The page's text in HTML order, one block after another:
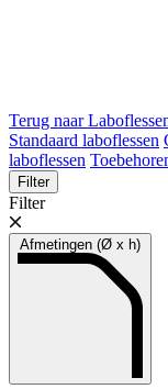
Terug naar
Standaard laboflessen
laboflessen
Filter
Filter
Afmetingen (Ø x h)